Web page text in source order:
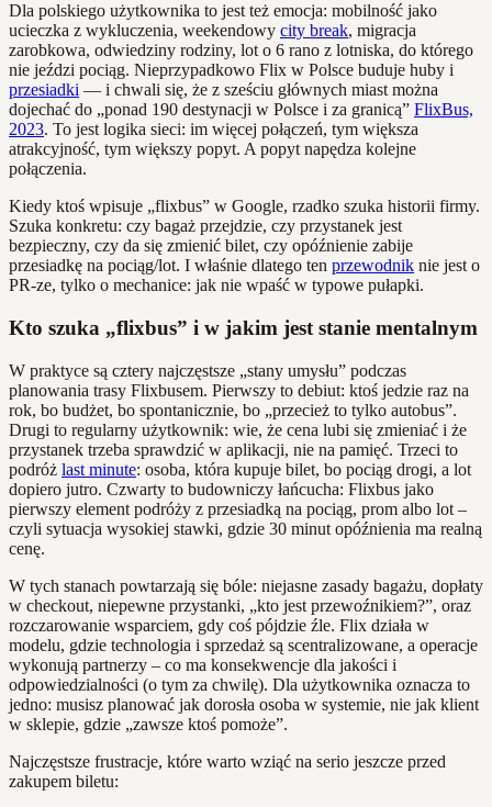
Dla polskiego użytkownika to jest też emocja: mobilność jako
ucieczka z wykluczenia, weekendowy city break, migracja
zarobkowa, odwiedziny rodziny, lot o 6 rano z lotniska, do którego
nie jeździ pociąg. Nieprzypadkowo Flix w Polsce buduje huby i
przesiadki — i chwali się, że z sześciu głównych miast można
dojechać do „ponad 190 destynacji w Polsce i za granicą” FlixBus,
2023. To jest logika sieci: im więcej połączeń, tym większa
atrakcyjność, tym większy popyt. A popyt napędza kolejne
połączenia.
Kiedy ktoś wpisuje „flixbus” w Google, rzadko szuka historii firmy.
Szuka konkretu: czy bagaż przejdzie, czy przystanek jest
bezpieczny, czy da się zmienić bilet, czy opóźnienie zabije
przesiadkę na pociąg/lot. I właśnie dlatego ten przewodnik nie jest o
PR-ze, tylko o mechanice: jak nie wpaść w typowe pułapki.
Kto szuka „flixbus” i w jakim jest stanie mentalnym
W praktyce są cztery najczęstsze „stany umysłu” podczas
planowania trasy Flixbusem. Pierwszy to debiut: ktoś jedzie raz na
rok, bo budżet, bo spontanicznie, bo „przecież to tylko autobus”.
Drugi to regularny użytkownik: wie, że cena lubi się zmieniać i że
przystanek trzeba sprawdzić w aplikacji, nie na pamięć. Trzeci to
podróż last minute: osoba, która kupuje bilet, bo pociąg drogi, a lot
dopiero jutro. Czwarty to budowniczy łańcucha: Flixbus jako
pierwszy element podróży z przesiadką na pociąg, prom albo lot –
czyli sytuacja wysokiej stawki, gdzie 30 minut opóźnienia ma realną
cenę.
W tych stanach powtarzają się bóle: niejasne zasady bagażu, dopłaty
w checkout, niepewne przystanki, „kto jest przewoźnikiem?”, oraz
rozczarowanie wsparciem, gdy coś pójdzie źle. Flix działa w
modelu, gdzie technologia i sprzedaż są scentralizowane, a operacje
wykonują partnerzy – co ma konsekwencje dla jakości i
odpowiedzialności (o tym za chwilę). Dla użytkownika oznacza to
jedno: musisz planować jak dorosła osoba w systemie, nie jak klient
w sklepie, gdzie „zawsze ktoś pomoże”.
Najczęstsze frustracje, które warto wziąć na serio jeszcze przed
zakupem biletu: